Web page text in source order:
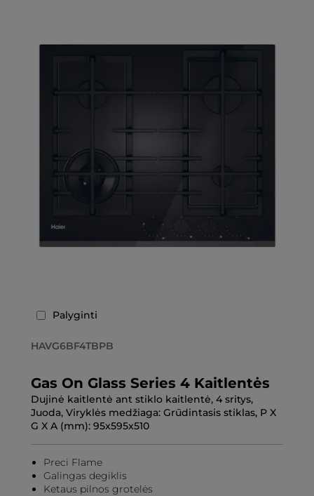
Palyginti
HAVG6BF4TBPB
Gas On Glass Series 4 Kaitlentės
Dujinė kaitlentė ant stiklo kaitlentė, 4 sritys,
Juoda, Viryklės medžiaga: Grūdintasis stiklas, P X
G X A (mm): 95x595x510
Preci Flame
Galingas degiklis
Ketaus pilnos grotelės